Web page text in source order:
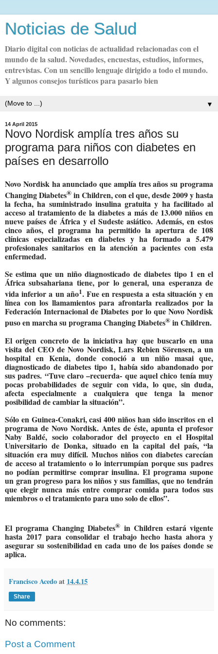
Noticias de Salud
Diario digital con noticias de actualidad relacionadas con el
mundo de la salud. Novedades, encuestas, estudios, informes,
entrevistas. Con un sencillo lenguaje dirigido a todo el mundo.
Y algunos consejos turísticos para pasarlo bien
▼
14 April 2015
Novo Nordisk amplía tres años su
programa para niños con diabetes en
países en desarrollo
Novo Nordisk ha anunciado que amplía tres años su programa
Changing Diabetes® in Children, con el que, desde 2009 y hasta
la fecha, ha suministrado insulina gratuita y ha facilitado al
acceso al tratamiento de la diabetes a más de 13.000 niños en
nueve países de África y el Sudeste asiático. Además, en estos
cinco años, el programa ha permitido la apertura de 108
clínicas especializadas en diabetes y ha formado a 5.479
profesionales sanitarios en la atención a pacientes con esta
enfermedad.
Se estima que un niño diagnosticado de diabetes tipo 1 en el
África subsahariana tiene, por lo general, una esperanza de
vida inferior a un año1. Fue en respuesta a esta situación y en
línea con los llamamientos para afrontarla realizados por la
Federación Internacional de Diabetes por lo que Novo Nordisk
puso en marcha su programa Changing Diabetes® in Children.
El origen concreto de la iniciativa hay que buscarlo en una
visita del CEO de Novo Nordisk, Lars Rebien Sörensen, a un
hospital en Kenia, donde conoció a un niño masai que,
diagnosticado de diabetes tipo 1, había sido abandonado por
sus padres. “Tuve claro –recuerda- que aquel chico tenía muy
pocas probabilidades de seguir con vida, lo que, sin duda,
afecta especialmente a cualquiera que tenga la menor
posibilidad de cambiar la situación”.
Sólo en Guinea-Conakri, casi 400 niños han sido inscritos en el
programa de Novo Nordisk. Antes de éste, apunta el profesor
Naby Baldé, socio colaborador del proyecto en el Hospital
Universitario de Donka, situado en la capital del país, “la
situación era muy difícil. Muchos niños con diabetes carecían
de acceso al tratamiento o lo interrumpían porque sus padres
no podían permitirse comprar insulina. El programa supone
un gran progreso para los niños y sus familias, que no tendrán
que elegir nunca más entre comprar comida para todos sus
miembros o el tratamiento para uno solo de ellos”.
El programa Changing Diabetes® in Children estará vigente
hasta 2017 para consolidar el trabajo hecho hasta ahora y
asegurar su sostenibilidad en cada uno de los países donde se
aplica.
Francisco Acedoat 14.4.15
Share
No comments:
Post a Comment